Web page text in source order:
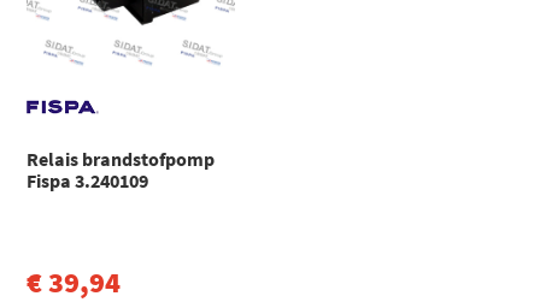
Fiat
Fiat
9629945980
9642204080
Lancia
Lancia
9642204080
Relais brandstofpomp
Fispa 3.240109
€ 39,94